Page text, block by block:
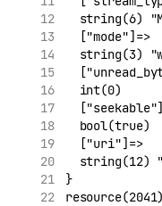
string(6)
  ["mode"]=>
string(3)
  int(0)
  bool(true)
  ["uri"]=>
string(12)
}